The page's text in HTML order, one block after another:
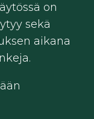
on
sekä
aikana